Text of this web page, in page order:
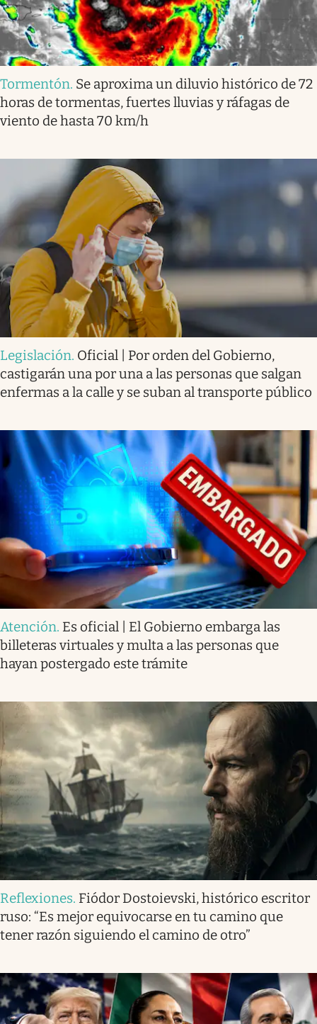
Tormentón. Se aproxima un diluvio histórico de 72
horas de tormentas, fuertes lluvias y ráfagas de
viento de hasta 70 km/h
Legislación. Oficial | Por orden del Gobierno,
castigarán una por una a las personas que salgan
enfermas a la calle y se suban al transporte público
Atención. Es oficial | El Gobierno embarga las
billeteras virtuales y multa a las personas que
hayan postergado este trámite
Reflexiones. Fiódor Dostoievski, histórico escritor
ruso: “Es mejor equivocarse en tu camino que
tener razón siguiendo el camino de otro”